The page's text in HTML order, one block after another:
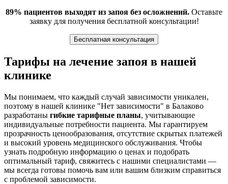
89% пациентов выходят из запоя без осложнений. Оставьте
заявку для получения бесплатной консультации!
Бесплатная консультация
Тарифы на лечение запоя в нашей
клинике
Мы понимаем, что каждый случай зависимости уникален,
поэтому в нашей клинике "Нет зависимости" в Балаково
разработаны гибкие тарифные планы, учитывающие
индивидуальные потребности пациента. Мы гарантируем
прозрачность ценообразования, отсутствие скрытых платежей
и высокий уровень медицинского обслуживания. Чтобы
узнать подробную информацию о ценах и подобрать
оптимальный тариф, свяжитесь с нашими специалистами —
мы всегда готовы помочь вам или вашим близким справиться
с проблемой зависимости.